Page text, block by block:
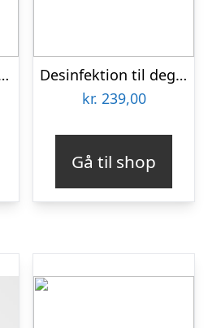
/ isbad (Pool)
Desinfektion til degree isbad – SunWac 2
kr. 239,00
Gå til shop